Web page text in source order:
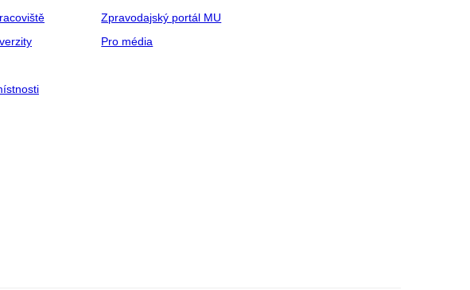
Zpravodajský portál MU
Pro média